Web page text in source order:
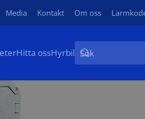
Media Kontakt Om oss
Hitta ossHyrbil